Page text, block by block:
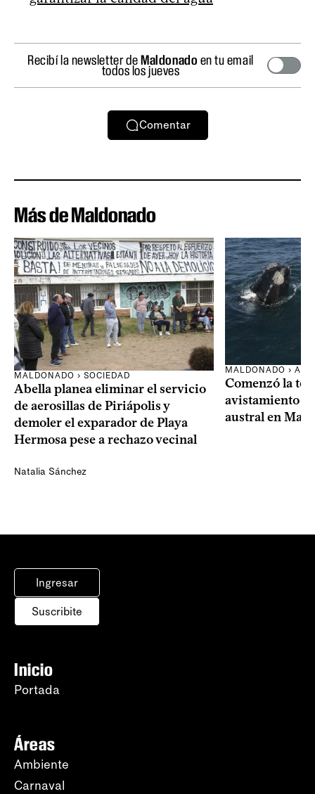
Recibí la newsletter deMaldonado en tu email
todos los jueves
Comentar
Más de Maldonado
MALDONADO › SOCIEDAD
Abella planea eliminar el servicio
de aerosillas de Piriápolis y
demoler el exparador de Playa
Hermosa pese a rechazo vecinal
Natalia Sánchez
MALDONADO ›
Comenzó la
avistamiento
austral en
Ingresar
Suscribite
Inicio
Portada
Áreas
Ambiente
Carnaval